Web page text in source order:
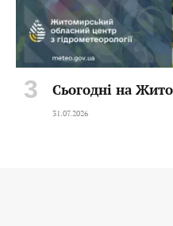
Сьогодні на
31.07.2026